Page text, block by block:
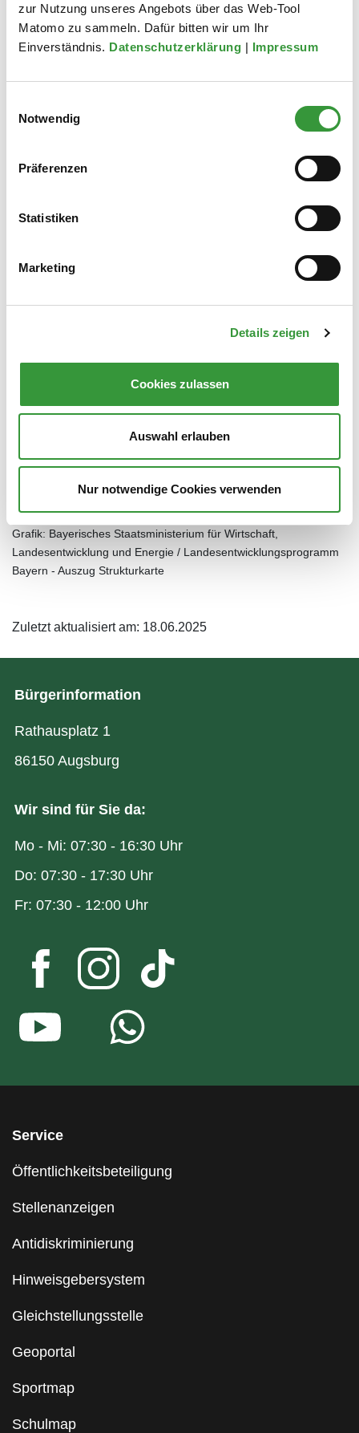
zur Nutzung unseres Angebots über das Web-Tool
Matomo zu sammeln. Dafür bitten wir um Ihr
Einverständnis. Datenschutzerklärung | Impressum
Notwendig
Präferenzen
Statistiken
Marketing
Details zeigen
Cookies zulassen
Auswahl erlauben
Nur notwendige Cookies verwenden
Landesentwicklungsprogramm Bayern
Ansprechpartner
Stadtplanungsamt
Telefon (0821) 324 - 6537
E-Mail fachplanung.stadtplanung@augsburg.de
Öffnungszeiten:
8.30 - 17.00
Terminvereinbarung empfehlenswert
Grafik: Bayerisches Staatsministerium für Wirtschaft,
Landesentwicklung und Energie / Landesentwicklungsprogramm
Bayern - Auszug Strukturkarte
Zuletzt aktualisiert am: 18.06.2025
Service
Öffentlichkeitsbeteiligung
Stellenanzeigen
Antidiskriminierung
Hinweisgebersystem
Gleichstellungsstelle
Geoportal
Sportmap
Schulmap
Bürgerinformation
Rathausplatz 1
86150 Augsburg
Wir sind für Sie da:
Mo - Mi: 07:30 - 16:30 Uhr
Do: 07:30 - 17:30 Uhr
Fr: 07:30 - 12:00 Uhr